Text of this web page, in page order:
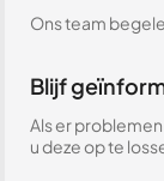
Ons team
Blijf
Als er
u deze op te